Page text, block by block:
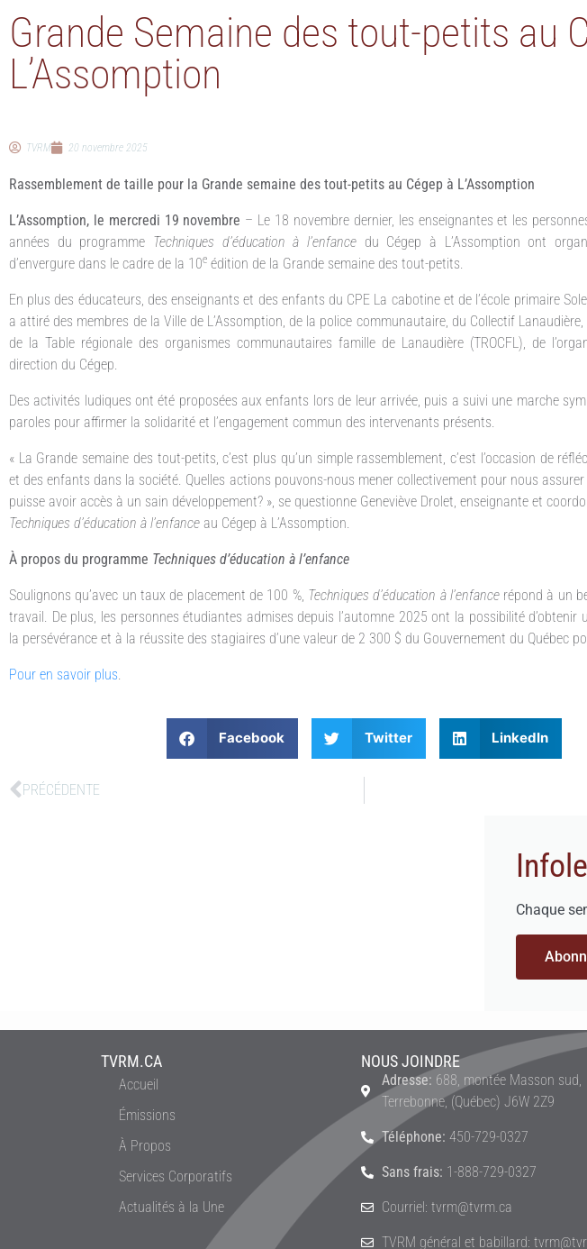
Grande Semaine des tout-petits au
L’Assomption
TVRM 20 novembre 2025
Rassemblement de taille pour la Grande semaine des tout-petits au Cégep à L’Assomption
L’Assomption, le mercredi 19 novembre – Le 18 novembre dernier, les enseignantes et les
années du programme Techniques d’éducation à l’enfance du Cégep à L’Assomption ont
d’envergure dans le cadre de la 10e édition de la Grande semaine des tout-petits.
En plus des éducateurs, des enseignants et des enfants du CPE La cabotine et de l’école primaire
a attiré des membres de la Ville de L’Assomption, de la police communautaire, du Collectif Lanaudière,
de la Table régionale des organismes communautaires famille de Lanaudière (TROCFL), de
direction du Cégep.
Des activités ludiques ont été proposées aux enfants lors de leur arrivée, puis a suivi une marche
paroles pour affirmer la solidarité et l’engagement commun des intervenants présents.
« La Grande semaine des tout-petits, c’est plus qu’un simple rassemblement, c’est l’occasion de
et des enfants dans la société. Quelles actions pouvons-nous mener collectivement pour nous assurer
puisse avoir accès à un sain développement? », se questionne Geneviève Drolet, enseignante et
Techniques d’éducation à l’enfance au Cégep à L’Assomption.
À propos du programme Techniques d’éducation à l’enfance
Soulignons qu’avec un taux de placement de 100 %, Techniques d’éducation à l’enfancerépond à un
travail. De plus, les personnes étudiantes admises depuis l’automne 2025 ont la possibilité d’obtenir
la persévérance et à la réussite des stagiaires d’une valeur de 2 300 $ du Gouvernement du Québec
Pour en savoir plus.
Facebook Twitter LinkedIn
PRÉCÉDENTE
Chaque
TVRM.CA
Accueil
Émissions
À Propos
Services Corporatifs
Actualités à la Une
NOUS JOINDRE
Adresse: 688, montée Masson sud,
Terrebonne, (Québec) J6W 2Z9
Téléphone: 450-729-0327
Sans frais: 1-888-729-0327
Courriel: tvrm@tvrm.ca
TVRM général et babillard: